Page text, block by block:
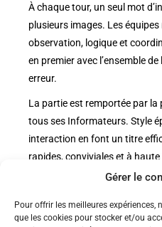
Gérer le
Pour offrir les meilleures
que les cookies pour stocker et/ou
À chaque tour, un seul mot
plusieurs images. Les équipes
observation, logique et
en premier avec l’ensemble
erreur.
La partie est remportée par la
tous ses Informateurs. Style
interaction en font un titre
rapides, conviviales et à
Nos pages